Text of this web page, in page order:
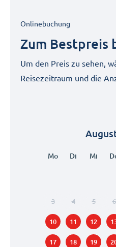
Onlinebuchung
Zum Bestpreis
Um den Preis zu sehen,
Reisezeitraum und die
Mo Di Mi
3 4 5 6
10 11 12
17 18 19